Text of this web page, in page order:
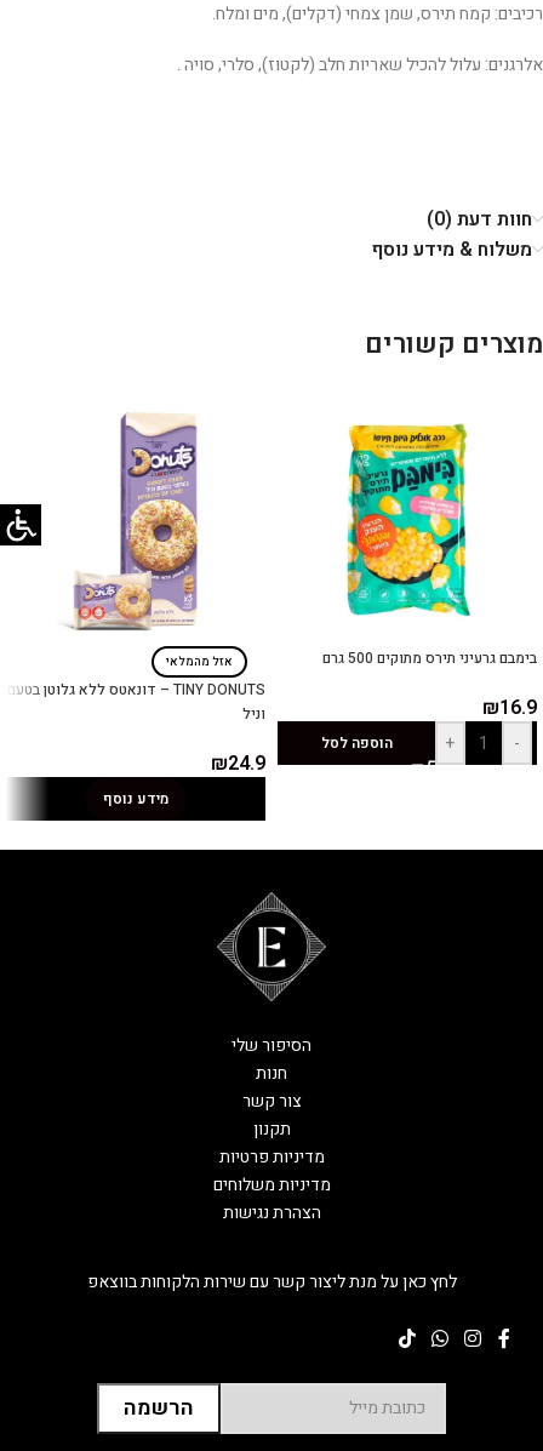
רכיבים: קמח תירס, שמן צמחי (דקלים), מים ומלח.
אלרגנים: עלול להכיל שאריות חלב (לקטוז), סלרי, סויה .
חוות דעת (0)
משלוח & מידע נוסף
מוצרים קשורים
בימבם גרעיני תירס מתוקים 500 גרם
₪16.9
-
+ הוספה לסל
אזל מהמלאי
TINY DONUTS – דונאטס ללא גלוטן בטעם
וניל
₪24.9
מידע נוסף
לחץ כאן על מנת ליצור קשר עם שירות הלקוחות בווצאפ
הסיפור שלי
חנות
צור קשר
תקנון
מדיניות פרטיות
מדיניות משלוחים
הצהרת נגישות